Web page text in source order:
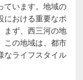
ています。地域の
における重要なポ
まず、西三河の地
この地域は、都市
なライフスタイル